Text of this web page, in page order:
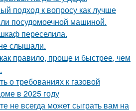
подход к вопросу как лучше
посудомоечной машиной.
переселила.
слышали.
правило, проще и быстрее, чем
о требованиях к газовой
в 2025 году
не всегда может сыграть вам на